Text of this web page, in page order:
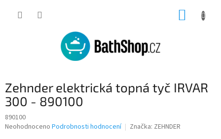
Zehnder elektrická topná tyč IRVAR
300 - 890100
890100
Průměrné
Neohodnoceno Podrobnosti hodnocení Značka: ZEHNDER